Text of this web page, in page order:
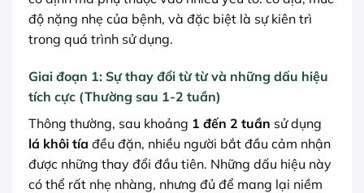
độ nặng nhẹ của bệnh, và đặc biệt là sự kiên trì
trong quá trình sử dụng.
Giai đoạn 1: Sự thay đổi từ từ và những dấu hiệu
tích cực (Thường sau 1-2 tuần)
Thông thường, sau khoảng 1 đến 2 tuần sử dụng
lá khôi tía đều đặn, nhiều người bắt đầu cảm nhận
được những thay đổi đầu tiên. Những dấu hiệu này
có thể rất nhẹ nhàng, nhưng đủ để mang lại niềm